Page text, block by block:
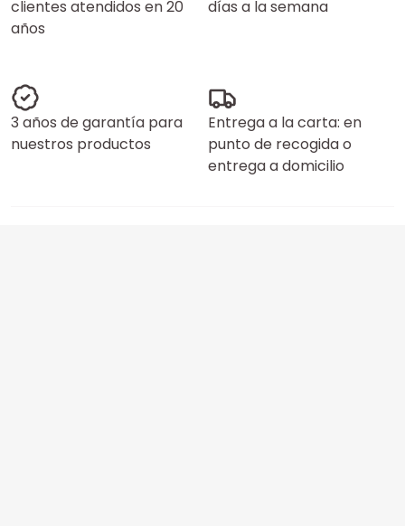
clientes atendidos en 20
años
días a la semana
3 años de garantía para
nuestros productos
Entrega a la carta: en
punto de recogida o
entrega a domicilio